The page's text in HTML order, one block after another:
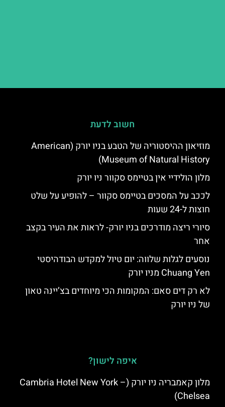
חשוב לדעת
מוזיאון ההיסטוריה של הטבע בניו יורק (American
Museum of Natural History)
מלון הולידיי אין בטיימס סקוור ניו יורק
לככב על המסכים בטיימס סקוור – להופיע על שלט
חוצות ל-24 שעות
סיורי ריצה מודרכים בניו יורק- לראות את העיר בקצב
אחר
נוסעים לגלות שלווה: יום טיול למקדש הבודהיסטי
Chuang Yen מניו יורק
לא רק דים סאם: המקומות הכי מיוחדים בצ’יינה טאון
של ניו יורק
איפה לישון?
מלון קאמבריה ניו יורק (Cambria Hotel New York –
Chelsea)